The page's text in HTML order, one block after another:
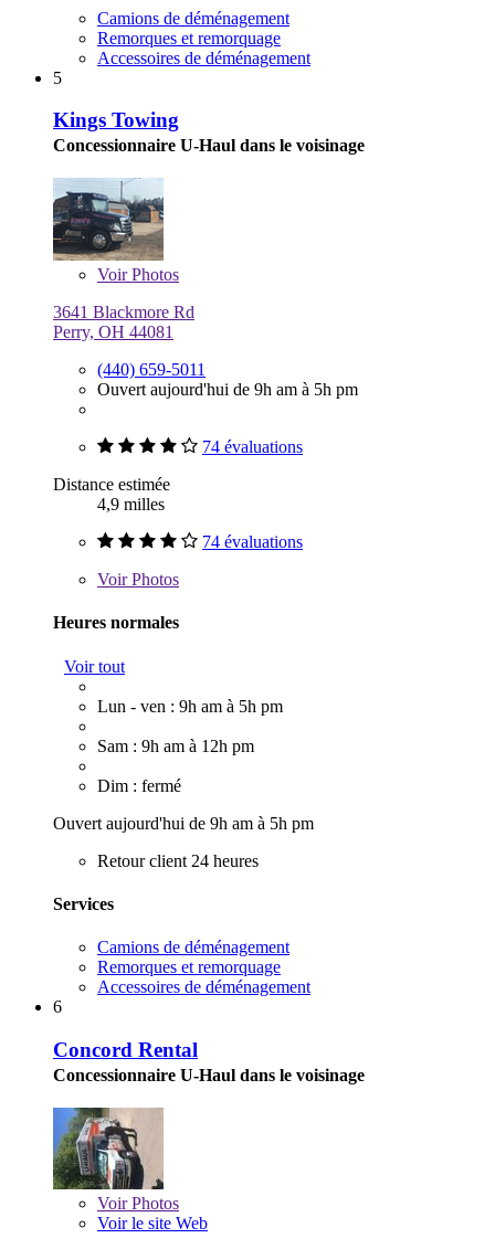
Camions de déménagement
Remorques et remorquage
Accessoires de déménagement
5
Kings Towing
Concessionnaire U-Haul dans le voisinage
VoirPhotos
3641 Blackmore Rd
Perry, OH 44081
(440) 659-5011
Ouvert aujourd'hui de 9h am à 5h pm
74 évaluations
Distance estimée
4,9 milles
74 évaluations
VoirPhotos
Heures normales
Voir tout
Lun - ven : 9h am à 5h pm
Sam : 9h am à 12h pm
Dim : fermé
Ouvert aujourd'hui de 9h am à 5h pm
Retour client 24 heures
Services
Camions de déménagement
Remorques et remorquage
Accessoires de déménagement
6
Concord Rental
Concessionnaire U-Haul dans le voisinage
VoirPhotos
Voir le site Web